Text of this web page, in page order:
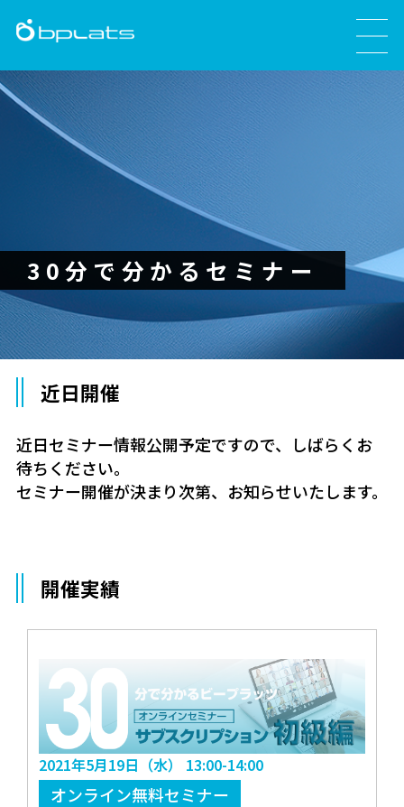
30分で分かるセミナー
近日開催
近日セミナー情報公開予定ですので、しばらくお
待ちください。
セミナー開催が決まり次第、お知らせいたします。
開催実績
2021年5月19日（水） 13:00-14:00
オンライン無料セミナー